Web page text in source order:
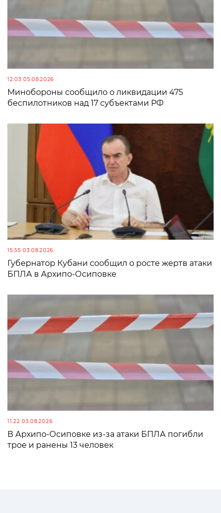
12:03 05.08.2026
Минобороны сообщило о ликвидации 475
беспилотников над 17 субъектами РФ
15:55 03.08.2026
Губернатор Кубани сообщил о росте жертв атаки
БПЛА в Архипо-Осиповке
11:22 03.08.2026
В Архипо-Осиповке из-за атаки БПЛА погибли
трое и ранены 13 человек